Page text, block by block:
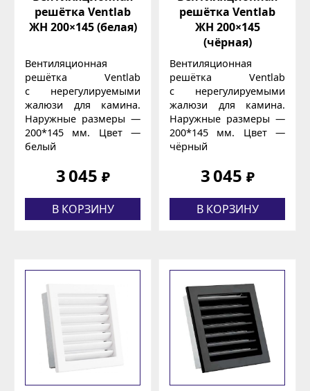
решётка Ventlab
ЖН 200×145 (белая)
Вентиляционная
решётка Ventlab
с нерегулируемыми
жалюзи для камина.
Наружные размеры —
200*145 мм. Цвет —
белый
3 045 ₽
В КОРЗИНУ
решётка Ventlab
ЖН 200×145
(чёрная)
Вентиляционная
решётка Ventlab
с нерегулируемыми
жалюзи для камина.
Наружные размеры —
200*145 мм. Цвет —
чёрный
3 045 ₽
В КОРЗИНУ